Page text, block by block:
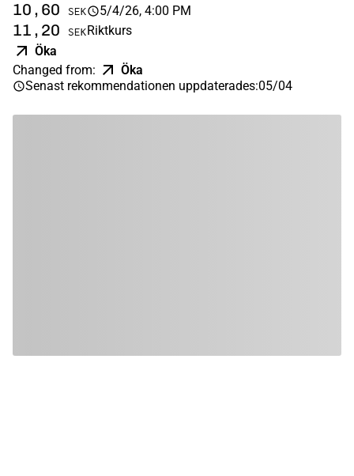
10,60 SEK 5/4/26, 4:00 PM
11,20 SEKRiktkurs
Öka
Changed from:
Öka
Senast rekommendationen uppdaterades:05/04